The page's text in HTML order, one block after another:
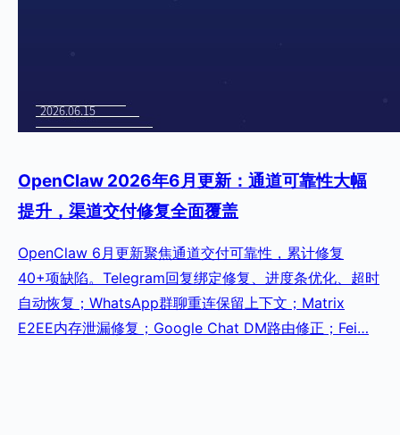
OpenClaw 2026年6月更新：通道可靠性大幅
提升，渠道交付修复全面覆盖
OpenClaw 6月更新聚焦通道交付可靠性，累计修复
40+项缺陷。Telegram回复绑定修复、进度条优化、超时
自动恢复；WhatsApp群聊重连保留上下文；Matrix
E2EE内存泄漏修复；Google Chat DM路由修正；Fei…